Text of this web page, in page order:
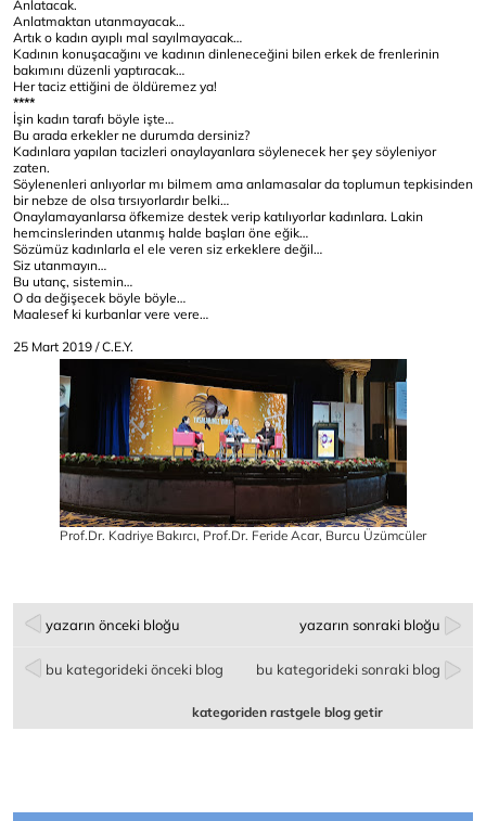
Anlatacak.
Anlatmaktan utanmayacak…
Artık o kadın ayıplı mal sayılmayacak…
Kadının konuşacağını ve kadının dinleneceğini bilen erkek de frenlerinin
bakımını düzenli yaptıracak…
Her taciz ettiğini de öldüremez ya!
****
İşin kadın tarafı böyle işte…
Bu arada erkekler ne durumda dersiniz?
Kadınlara yapılan tacizleri onaylayanlara söylenecek her şey söyleniyor
zaten.
Söylenenleri anlıyorlar mı bilmem ama anlamasalar da toplumun tepkisinden
bir nebze de olsa tırsıyorlardır belki…
Onaylamayanlarsa öfkemize destek verip katılıyorlar kadınlara. Lakin
hemcinslerinden utanmış halde başları öne eğik…
Sözümüz kadınlarla el ele veren siz erkeklere değil…
Siz utanmayın…
Bu utanç, sistemin…
O da değişecek böyle böyle…
Maalesef ki kurbanlar vere vere…
25 Mart 2019 / C.E.Y.
Prof.Dr. Kadriye Bakırcı, Prof.Dr. Feride Acar, Burcu Üzümcüler
yazarın önceki bloğu yazarın sonraki bloğu
bu kategorideki önceki blog bu kategorideki sonraki blog
kategoriden rastgele blog getir